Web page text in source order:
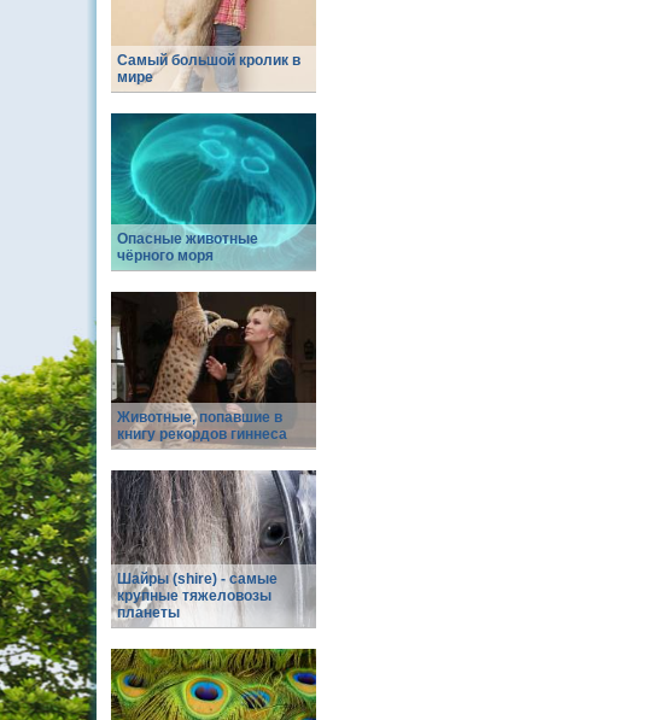
Самый большой кролик в
мире
Опасные животные
чёрного моря
Животные, попавшие в
книгу рекордов гиннеса
Шайры (shire) - самые
крупные тяжеловозы
планеты